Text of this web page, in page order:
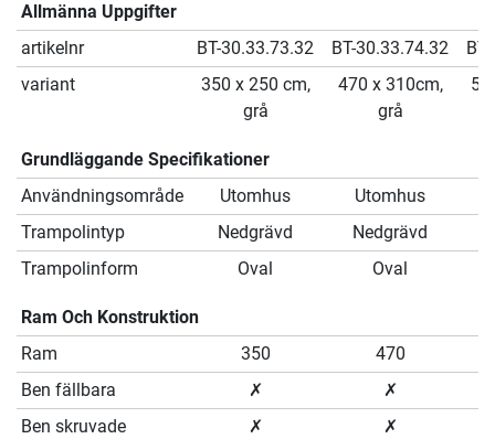
Allmänna Uppgifter
artikelnr
BT-30.33.73.32 BT-30.33.74.32
variant
350 x 250 cm,
grå
470 x 310cm,
grå
Grundläggande Specifikationer
Användningsområde
Utomhus Utomhus
Trampolintyp
Nedgrävd Nedgrävd
Trampolinform
Oval Oval
Ram Och Konstruktion
Ram
350
470
Ben fällbara
✗
✗
Ben skruvade
✗
✗